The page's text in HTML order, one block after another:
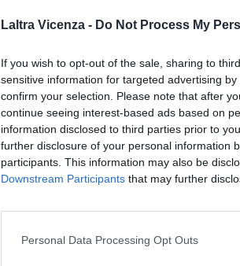
Laltra Vicenza - Do Not Process My
If you wish to opt-out of the sale, sharing to
sensitive information for targeted advertising
confirm your selection. Please note that after
continue seeing interest-based ads based on
information disclosed to third parties prior to
further disclosure of your personal information
participants. This information may also be
Downstream Participants that may further
Personal Data Processing Opt Outs